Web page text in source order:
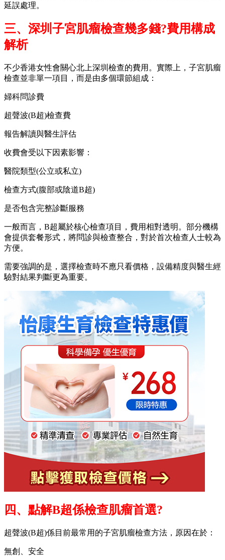
延誤處理。
三、深圳子宮肌瘤檢查幾多錢?費用構成
解析
不少香港女性會關心北上深圳檢查的費用。實際上，子宮肌瘤
檢查並非單一項目，而是由多個環節組成：
婦科問診費
超聲波(B超)檢查費
報告解讀與醫生評估
收費會受以下因素影響：
醫院類型(公立或私立)
檢查方式(腹部或陰道B超)
是否包含完整診斷服務
一般而言，B超屬於核心檢查項目，費用相對透明。部分機構
會提供套餐形式，將問診與檢查整合，對於首次檢查人士較為
方便。
需要強調的是，選擇檢查時不應只看價格，設備精度與醫生經
驗對結果判斷更為重要。
四、點解B超係檢查肌瘤首選?
超聲波(B超)係目前最常用的子宮肌瘤檢查方法，原因在於：
無創、安全